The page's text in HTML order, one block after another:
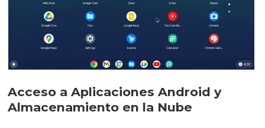
Acceso a Aplicaciones Android y
Almacenamiento en la Nube